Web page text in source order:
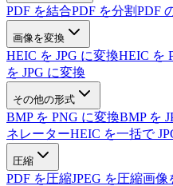
PDF を結合PDF を分割PDF
画像を変換
HEIC を JPG に変換HEIC を
を JPG に変換
その他の形式
BMP を PNG に変換BMP を
ネレーターHEIC を一括で
圧縮
PDF を圧縮JPEG を圧縮画像